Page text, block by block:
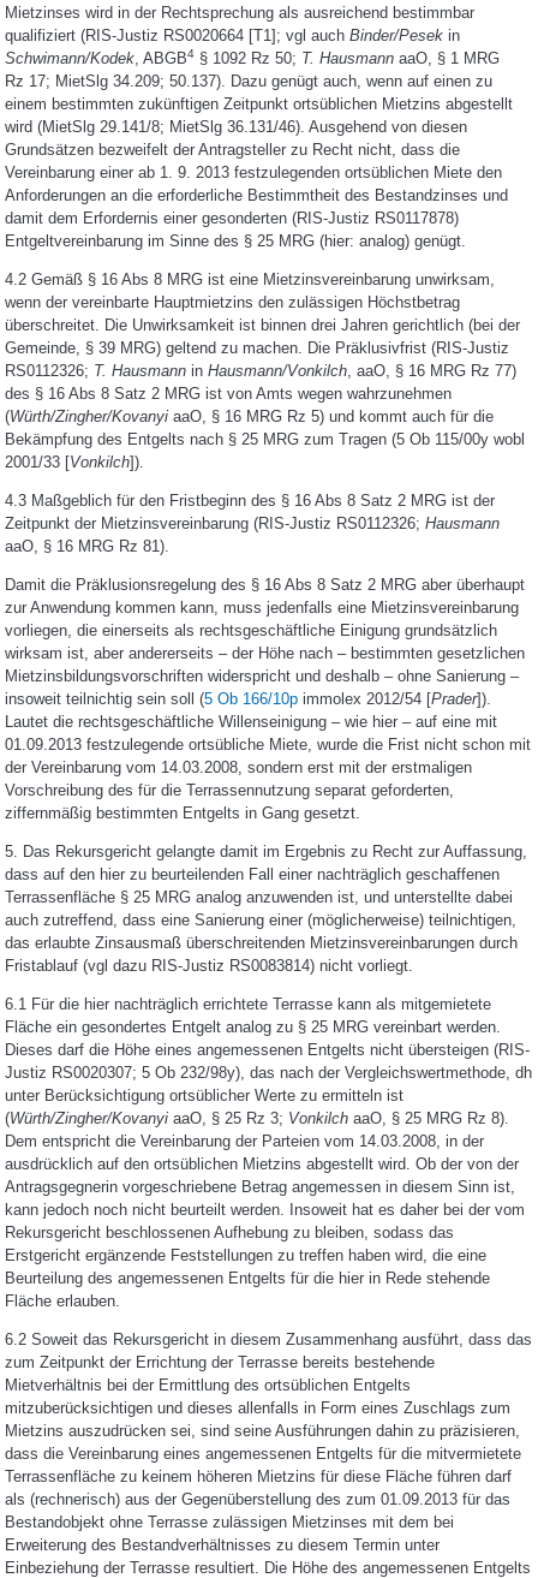
Mietzinses wird in der Rechtsprechung als ausreichend bestimmbar
qualifiziert (RIS-Justiz RS0020664 [T1]; vgl auch Binder/Pesekin
Schwimann/Kodek, ABGB4§ 1092 Rz 50; T. HausmannaaO, § 1 MRG
Rz 17; MietSlg 34.209; 50.137). Dazu genügt auch, wenn auf einen zu
einem bestimmten zukünftigen Zeitpunkt ortsüblichen Mietzins abgestellt
wird (MietSlg 29.141/8; MietSlg 36.131/46). Ausgehend von diesen
Grundsätzen bezweifelt der Antragsteller zu Recht nicht, dass die
Vereinbarung einer ab 1. 9. 2013 festzulegenden ortsüblichen Miete den
Anforderungen an die erforderliche Bestimmtheit des Bestandzinses und
damit dem Erfordernis einer gesonderten (RIS-Justiz RS0117878)
Entgeltvereinbarung im Sinne des § 25 MRG (hier: analog) genügt.
4.2 Gemäß § 16 Abs 8 MRG ist eine Mietzinsvereinbarung unwirksam,
wenn der vereinbarte Hauptmietzins den zulässigen Höchstbetrag
überschreitet. Die Unwirksamkeit ist binnen drei Jahren gerichtlich (bei der
Gemeinde, § 39 MRG) geltend zu machen. Die Präklusivfrist (RIS-Justiz
RS0112326; T. Hausmannin Hausmann/Vonkilch, aaO, § 16 MRG Rz 77)
des § 16 Abs 8 Satz 2 MRG ist von Amts wegen wahrzunehmen
(Würth/Zingher/KovanyiaaO, § 16 MRG Rz 5) und kommt auch für die
Bekämpfung des Entgelts nach § 25 MRG zum Tragen (5 Ob 115/00y wobl
2001/33 [Vonkilch]).
4.3 Maßgeblich für den Fristbeginn des § 16 Abs 8 Satz 2 MRG ist der
Zeitpunkt der Mietzinsvereinbarung (RIS-Justiz RS0112326; Hausmann
aaO, § 16 MRG Rz 81).
Damit die Präklusionsregelung des § 16 Abs 8 Satz 2 MRG aber überhaupt
zur Anwendung kommen kann, muss jedenfalls eine Mietzinsvereinbarung
vorliegen, die einerseits als rechtsgeschäftliche Einigung grundsätzlich
wirksam ist, aber andererseits – der Höhe nach – bestimmten gesetzlichen
Mietzinsbildungsvorschriften widerspricht und deshalb – ohne Sanierung –
insoweit teilnichtig sein soll (5 Ob 166/10pimmolex 2012/54 [Prader]).
Lautet die rechtsgeschäftliche Willenseinigung – wie hier – auf eine mit
01.09.2013 festzulegende ortsübliche Miete, wurde die Frist nicht schon mit
der Vereinbarung vom 14.03.2008, sondern erst mit der erstmaligen
Vorschreibung des für die Terrassennutzung separat geforderten,
ziffernmäßig bestimmten Entgelts in Gang gesetzt.
5. Das Rekursgericht gelangte damit im Ergebnis zu Recht zur Auffassung,
dass auf den hier zu beurteilenden Fall einer nachträglich geschaffenen
Terrassenfläche § 25 MRG analog anzuwenden ist, und unterstellte dabei
auch zutreffend, dass eine Sanierung einer (möglicherweise) teilnichtigen,
das erlaubte Zinsausmaß überschreitenden Mietzinsvereinbarungen durch
Fristablauf (vgl dazu RIS-Justiz RS0083814) nicht vorliegt.
6.1 Für die hier nachträglich errichtete Terrasse kann als mitgemietete
Fläche ein gesondertes Entgelt analog zu § 25 MRG vereinbart werden.
Dieses darf die Höhe eines angemessenen Entgelts nicht übersteigen (RIS-
Justiz RS0020307; 5 Ob 232/98y), das nach der Vergleichswertmethode, dh
unter Berücksichtigung ortsüblicher Werte zu ermitteln ist
(Würth/Zingher/KovanyiaaO, § 25 Rz 3; VonkilchaaO, § 25 MRG Rz 8).
Dem entspricht die Vereinbarung der Parteien vom 14.03.2008, in der
ausdrücklich auf den ortsüblichen Mietzins abgestellt wird. Ob der von der
Antragsgegnerin vorgeschriebene Betrag angemessen in diesem Sinn ist,
kann jedoch noch nicht beurteilt werden. Insoweit hat es daher bei der vom
Rekursgericht beschlossenen Aufhebung zu bleiben, sodass das
Erstgericht ergänzende Feststellungen zu treffen haben wird, die eine
Beurteilung des angemessenen Entgelts für die hier in Rede stehende
Fläche erlauben.
6.2 Soweit das Rekursgericht in diesem Zusammenhang ausführt, dass das
zum Zeitpunkt der Errichtung der Terrasse bereits bestehende
Mietverhältnis bei der Ermittlung des ortsüblichen Entgelts
mitzuberücksichtigen und dieses allenfalls in Form eines Zuschlags zum
Mietzins auszudrücken sei, sind seine Ausführungen dahin zu präzisieren,
dass die Vereinbarung eines angemessenen Entgelts für die mitvermietete
Terrassenfläche zu keinem höheren Mietzins für diese Fläche führen darf
als (rechnerisch) aus der Gegenüberstellung des zum 01.09.2013 für das
Bestandobjekt ohne Terrasse zulässigen Mietzinses mit dem bei
Erweiterung des Bestandverhältnisses zu diesem Termin unter
Einbeziehung der Terrasse resultiert. Die Höhe des angemessenen Entgelts